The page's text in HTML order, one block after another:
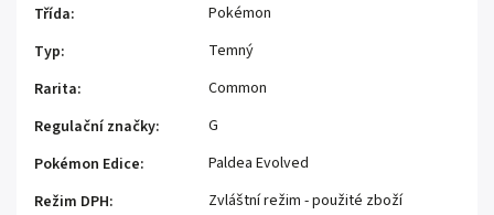
Třída:
Pokémon
Typ:
Temný
Rarita:
Common
Regulační značky:
G
Pokémon Edice:
Paldea Evolved
Režim DPH: Zvláštní režim - použité zboží